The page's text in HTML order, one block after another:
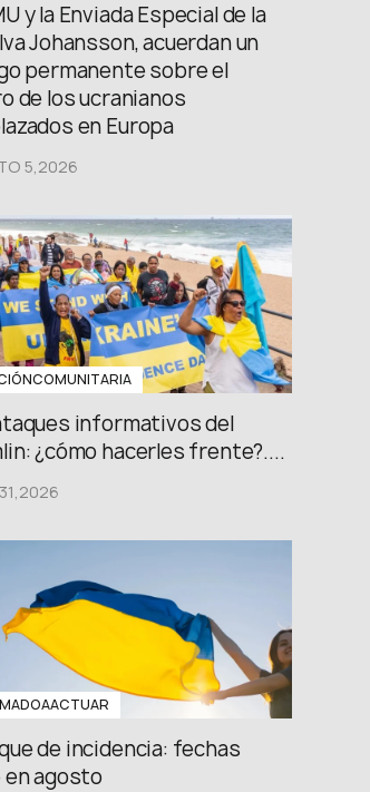
y la Enviada Especial de la
Johansson, acuerdan un
permanente sobre el
de los ucranianos
en Europa
5,2026
informativos del
¿cómo hacerles frente?....
de incidencia: fechas
en agosto